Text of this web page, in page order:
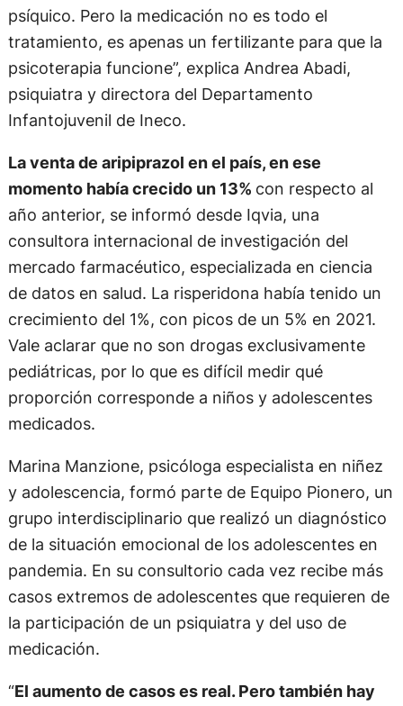
psíquico. Pero la medicación no es todo el
tratamiento, es apenas un fertilizante para que la
psicoterapia funcione”, explica Andrea Abadi,
psiquiatra y directora del Departamento
Infantojuvenil de Ineco.
La venta de aripiprazol en el país, en ese
momento había crecido un 13% con respecto al
año anterior, se informó desde Iqvia, una
consultora internacional de investigación del
mercado farmacéutico, especializada en ciencia
de datos en salud. La risperidona había tenido un
crecimiento del 1%, con picos de un 5% en 2021.
Vale aclarar que no son drogas exclusivamente
pediátricas, por lo que es difícil medir qué
proporción corresponde a niños y adolescentes
medicados.
Marina Manzione, psicóloga especialista en niñez
y adolescencia, formó parte de Equipo Pionero, un
grupo interdisciplinario que realizó un diagnóstico
de la situación emocional de los adolescentes en
pandemia. En su consultorio cada vez recibe más
casos extremos de adolescentes que requieren de
la participación de un psiquiatra y del uso de
medicación.
“El aumento de casos es real. Pero también hay